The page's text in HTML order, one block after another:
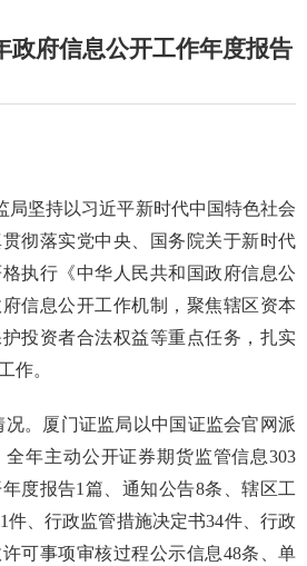
政府信息公开工作年度报告
局坚持以习近平新时代中国特色社会
彻落实党中央、国务院关于新时代
执行《中华人民共和国政府信息公
信息公开工作机制，聚焦辖区资本
投资者合法权益等重点任务，扎实
作。
况。厦门证监局以中国证监会官网派
全年主动公开证券期货监管信息303
度报告1篇、通知公告8条、辖区工
件、行政监管措施决定书34件、行政
可事项审核过程公示信息48条、单